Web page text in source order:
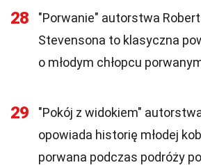
28
"Porwanie" autorstwa
Stevensona to klasyczna
o młodym chłopcu
29
"Pokój z widokiem"
opowiada historię młodej
porwana podczas podróży